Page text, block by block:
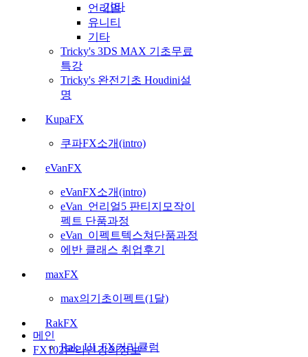
언리얼
유니티
기타
Tricky's 3DS MAX 기초무료
특강
Tricky's 완전기초 Houdini설
명
KupaFX
쿠파FX소개(intro)
eVanFX
eVanFX소개(intro)
eVan_언리얼5 판티지모작이
펙트 단품과정
eVan_이펙트텍스쳐단품과정
에반 클래스 취업후기
maxFX
max의기초이펙트(1달)
RakFX
Rak_UI_FX커리큘럼
기타
메인
FX102온라인강의정보